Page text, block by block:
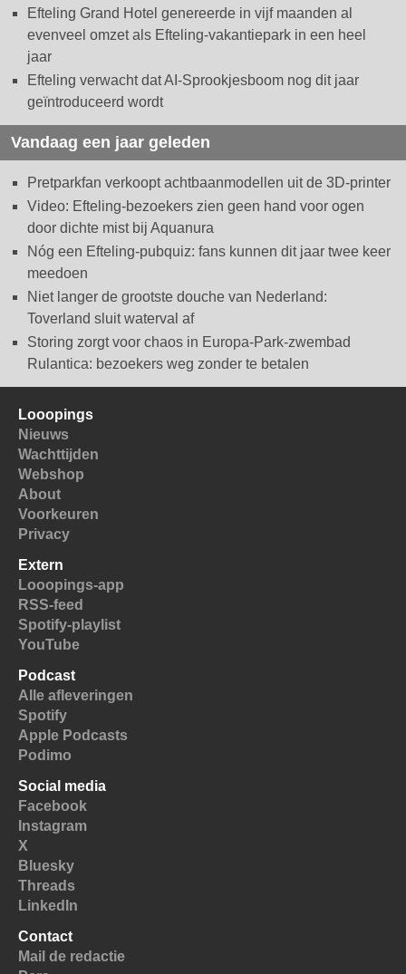
Efteling Grand Hotel genereerde in vijf maanden al
evenveel omzet als Efteling-vakantiepark in een heel
jaar
Efteling verwacht dat AI-Sprookjesboom nog dit jaar
geïntroduceerd wordt
Vandaag een jaar geleden
Pretparkfan verkoopt achtbaanmodellen uit de 3D-printer
Video: Efteling-bezoekers zien geen hand voor ogen
door dichte mist bij Aquanura
Nóg een Efteling-pubquiz: fans kunnen dit jaar twee keer
meedoen
Niet langer de grootste douche van Nederland:
Toverland sluit waterval af
Storing zorgt voor chaos in Europa-Park-zwembad
Rulantica: bezoekers weg zonder te betalen
Looopings
Nieuws
Wachttijden
Webshop
About
Voorkeuren
Privacy
Extern
Looopings-app
RSS-feed
Spotify-playlist
YouTube
Podcast
Alle afleveringen
Spotify
Apple Podcasts
Podimo
Social media
Facebook
Instagram
X
Bluesky
Threads
LinkedIn
Contact
Mail de redactie